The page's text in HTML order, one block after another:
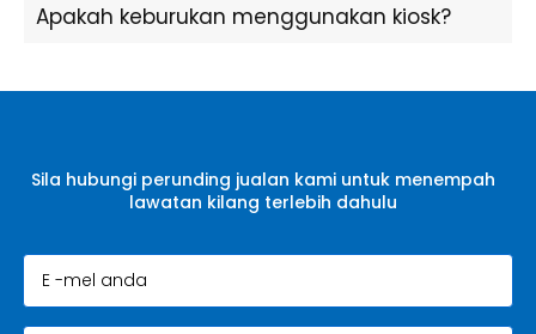
Apakah keburukan menggunakan kiosk?
Sila hubungi perunding jualan kami untuk menempah
lawatan kilang terlebih dahulu